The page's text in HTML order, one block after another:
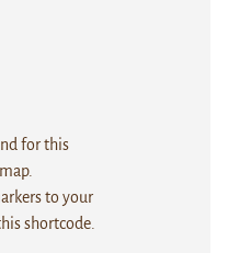
for this
to your
shortcode.